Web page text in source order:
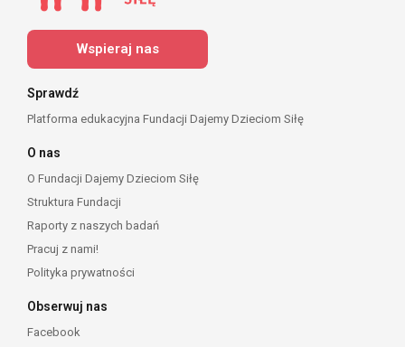
Wspieraj nas
Sprawdź
Platforma edukacyjna Fundacji Dajemy Dzieciom Siłę
O nas
O Fundacji Dajemy Dzieciom Siłę
Struktura Fundacji
Raporty z naszych badań
Pracuj z nami!
Polityka prywatności
Obserwuj nas
Facebook